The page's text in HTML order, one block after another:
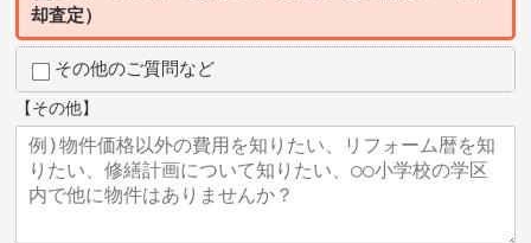
却査定）
その他のご質問など
【その他】